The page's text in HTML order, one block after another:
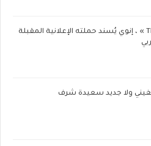
مع « The Next Ad » ، إنوي يُسند حملته الإعلانية المقبلة
ولا جديد سعيدة شرف